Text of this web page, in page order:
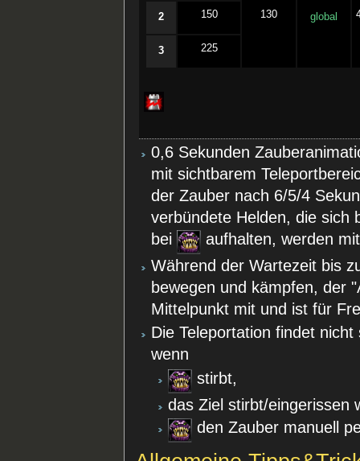
130 global
2 150
3 225
0,6 Sekunden
mit sichtbarem
der Zauber nach 6/5/4
verbündete Helden, die sich
bei
aufhalten, werden
Während der Wartezeit bis
bewegen und kämpfen, der
Mittelpunkt mit und ist für
Die Teleportation findet
wenn
stirbt,
das Ziel stirbt/eingerissen
den Zauber manuell